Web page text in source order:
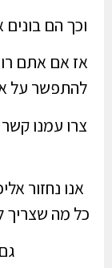
וכך הם
אז אם אתם
להתפשר על
צרו עמנו
אנו נחזור
כל מה שצריך